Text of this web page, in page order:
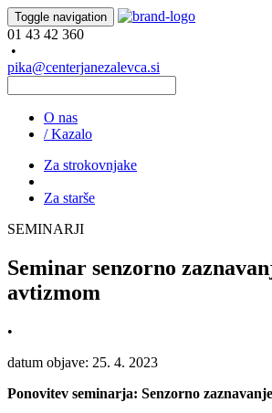
Toggle navigation
01 43 42 360
•
pika@centerjanezalevca.si
O nas
/ Kazalo
Za strokovnjake
Za starše
SEMINARJI
Seminar senzorno
avtizmom
•
datum objave: 25. 4. 2023
Ponovitev seminarja: Senzorno